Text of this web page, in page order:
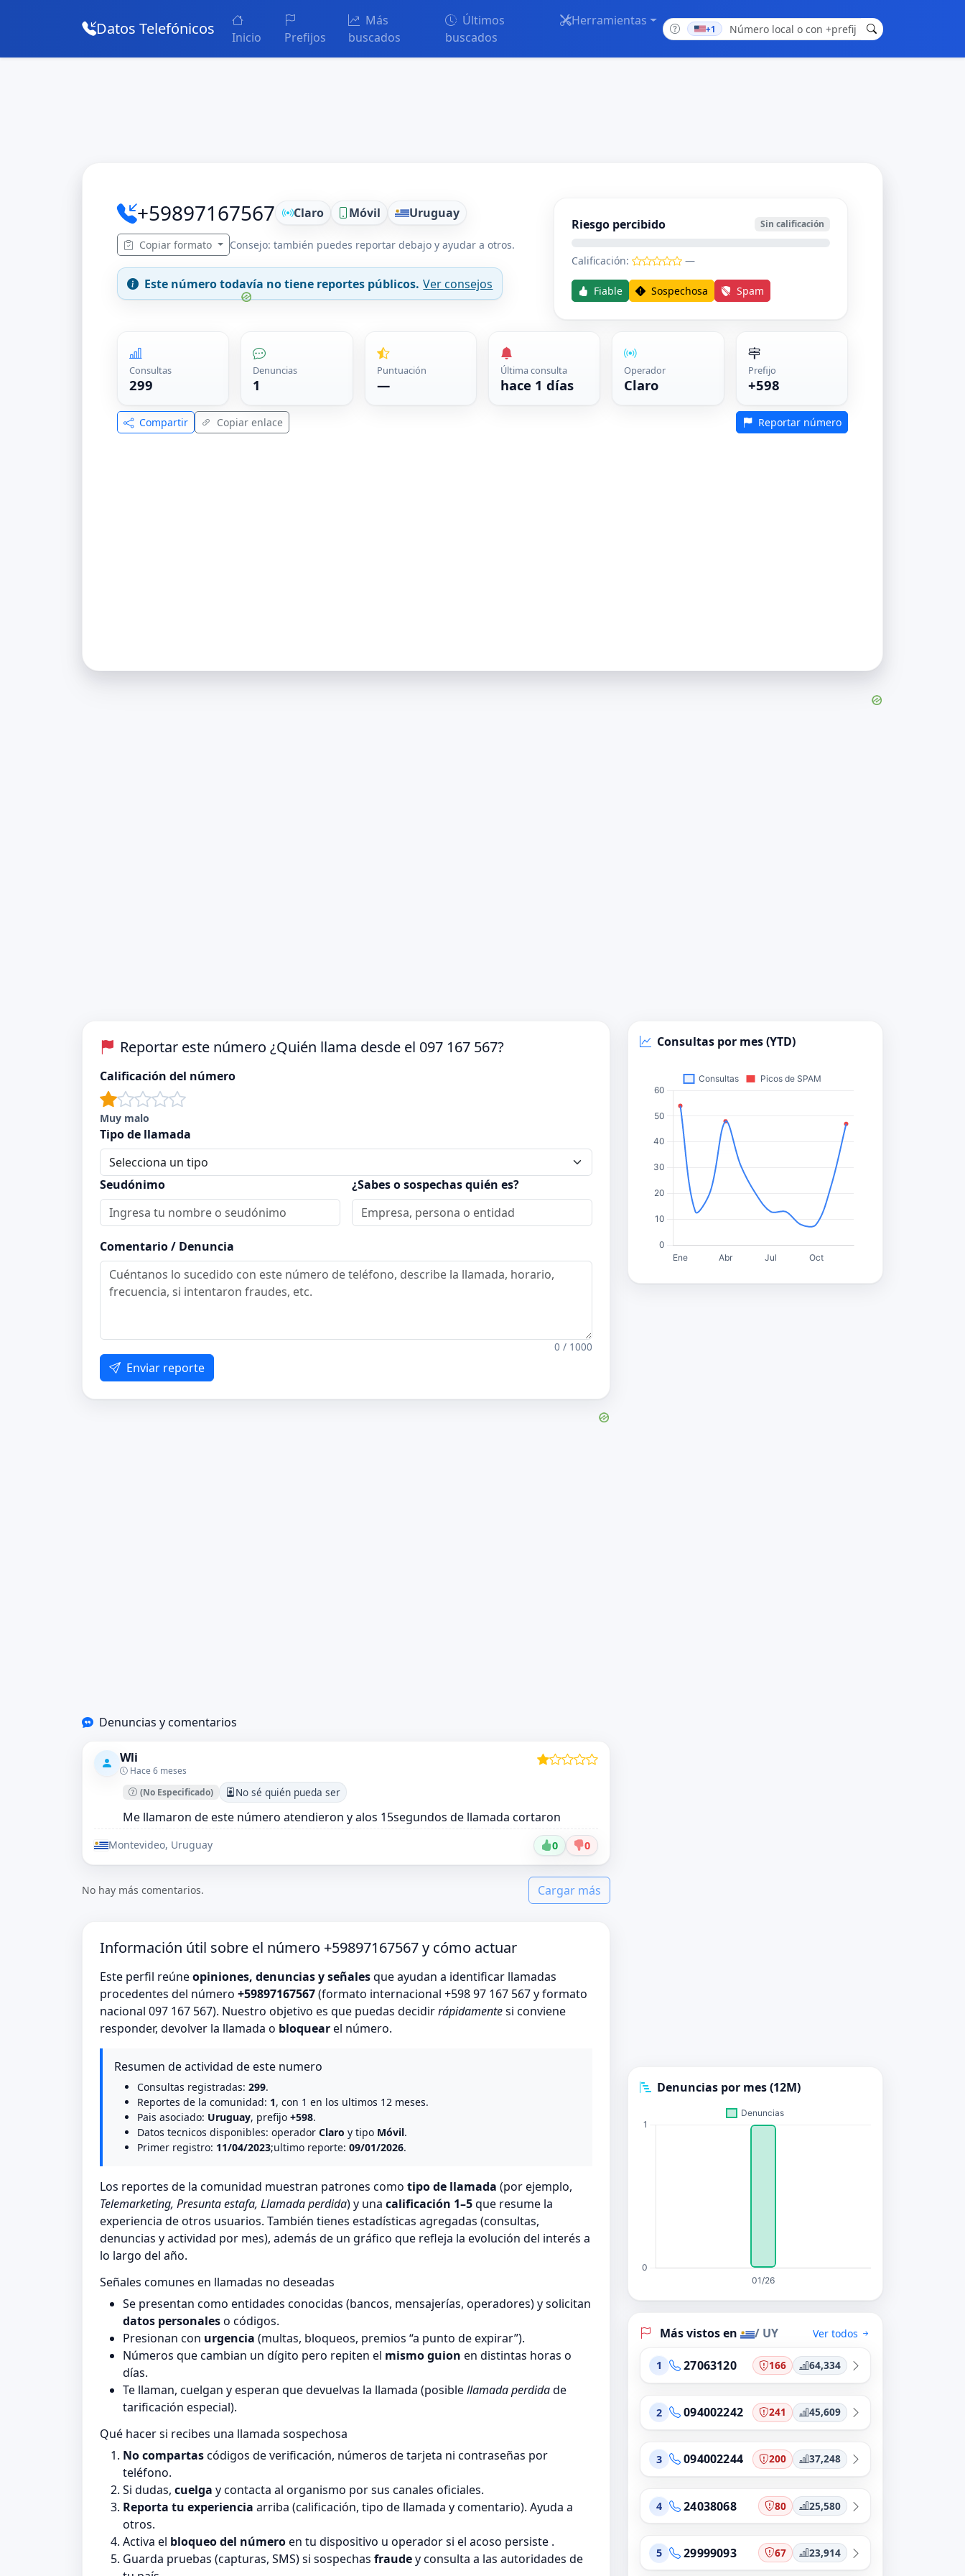
Datos Telefónicos Inicio Prefijos
Más
buscados
Últimos
buscados
Herramientas
+1
+59897167567 Claro Móvil Uruguay
Copiar formato Consejo: también puedes reportar debajo y ayudar a otros.
Este número todavía no tiene reportes públicos. Ver consejos
Riesgo percibido Sin calificación
Calificación: —
Fiable Sospechosa Spam
Consultas
299
Denuncias
1
Puntuación
—
Última consulta
hace 1 días
Operador
Claro
Prefijo
+598
Compartir Copiar enlace Reportar número
Reportar este número ¿Quién llama desde el 097 167 567?
Calificación del número
Muy malo
Tipo de llamada
Seudónimo ¿Sabes o sospechas quién es?
Comentario / Denuncia
0 / 1000
Enviar reporte
Denuncias y comentarios
Wli
Hace 6 meses
(No Especificado)
No sé quién pueda ser
Me llamaron de este número atendieron y alos 15segundos de llamada cortaron
Montevideo, Uruguay 0 0
No hay más comentarios. Cargar más
Información útil sobre el número +59897167567 y cómo actuar
Este perfil reúneopiniones, denuncias y señalesque ayudan a identificar llamadas
procedentes del número +59897167567(formato internacional +598 97 167 567 y formato
nacional 097 167 567). Nuestro objetivo es que puedas decidirrápidamentesi conviene
responder, devolver la llamada o bloquearel número.
Resumen de actividad de este numero
Consultas registradas: 299.
Reportes de la comunidad: 1, con 1 en los ultimos 12 meses.
Pais asociado: Uruguay, prefijo +598.
Datos tecnicos disponibles: operador Claro y tipo Móvil.
Primer registro: 11/04/2023;ultimo reporte: 09/01/2026.
Los reportes de la comunidad muestran patrones como tipo de llamada (por ejemplo,
Telemarketing, Presunta estafa, Llamada perdida) y una calificación 1–5que resume la
experiencia de otros usuarios. También tienes estadísticas agregadas (consultas,
denuncias y actividad por mes), además de un gráfico que refleja la evolución del interés a
lo largo del año.
Señales comunes en llamadas no deseadas
Se presentan como entidades conocidas (bancos, mensajerías, operadores) y solicitan
datos personaleso códigos.
Presionan con urgencia (multas, bloqueos, premios “a punto de expirar”).
Números que cambian un dígito pero repiten el mismo guion en distintas horas o
días.
Te llaman, cuelgan y esperan que devuelvas la llamada (posiblellamada perdidade
tarificación especial).
Qué hacer si recibes una llamada sospechosa
No compartascódigos de verificación, números de tarjeta ni contraseñas por
teléfono.
Si dudas, cuelga y contacta al organismo por sus canales oficiales.
Reporta tu experiencia arriba (calificación, tipo de llamada y comentario). Ayuda a
otros.
Activa el bloqueo del númeroen tu dispositivo u operador si el acoso persiste .
Guarda pruebas (capturas, SMS) si sospechas fraudey consulta a las autoridades de
Consultas por mes (YTD)
Denuncias por mes (12M)
Más vistos en / UY Ver todos
1 27063120 166 64,334
2 094002242 241 45,609
3 094002244 200 37,248
4 24038068 80 25,580
5 29999093 67 23,914